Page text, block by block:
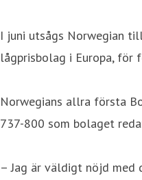
I juni utsågs Norwegian
lågprisbolag i Europa, för
Norwegians allra första
737-800 som bolaget
– Jag är väldigt nöjd med